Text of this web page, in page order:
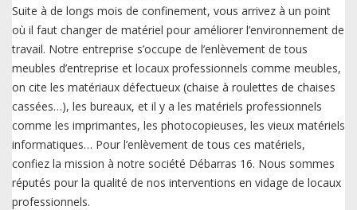
Suite à de longs mois de confinement, vous arrivez à un point
où il faut changer de matériel pour améliorer l’environnement de
travail. Notre entreprise s’occupe de l’enlèvement de tous
meubles d’entreprise et locaux professionnels comme meubles,
on cite les matériaux défectueux (chaise à roulettes de chaises
cassées…), les bureaux, et il y a les matériels professionnels
comme les imprimantes, les photocopieuses, les vieux matériels
informatiques… Pour l’enlèvement de tous ces matériels,
confiez la mission à notre société Débarras 16. Nous sommes
réputés pour la qualité de nos interventions en vidage de locaux
professionnels.